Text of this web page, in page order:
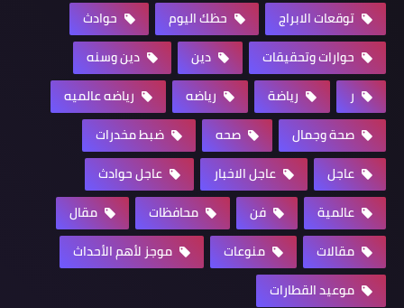
توقعات الابراج
حظك اليوم
حوادث
حوارات وتحقيقات
دين
دين وسنه
ر
رياضة رياضه
رياضه عالميه
صحة وجمال
صحه
ضبط مخدرات
عاجل
عاجل الاخبار
عاجل حوادث
عالمية
فن محافظات
مقال
مقالات
منوعات
موجز لأهم الأحداث
موعيد القطارات